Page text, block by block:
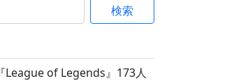
検索
『League of Legends』173人